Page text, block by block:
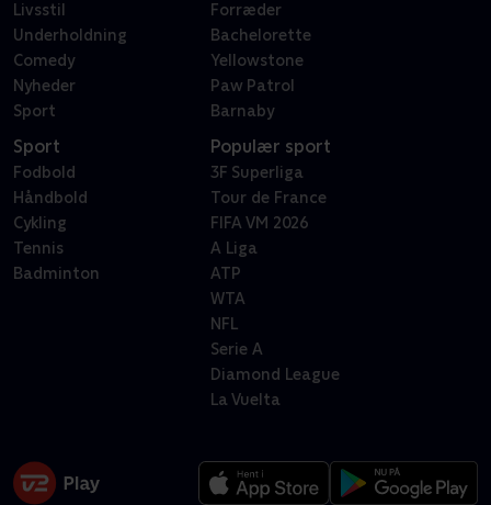
Livsstil
Underholdning
Comedy
Nyheder
Sport
Forræder
Bachelorette
Yellowstone
Paw Patrol
Barnaby
Sport
Fodbold
Håndbold
Cykling
Tennis
Badminton
Populær sport
3F Superliga
Tour de France
FIFA VM 2026
A Liga
ATP
WTA
NFL
Serie A
Diamond League
La Vuelta